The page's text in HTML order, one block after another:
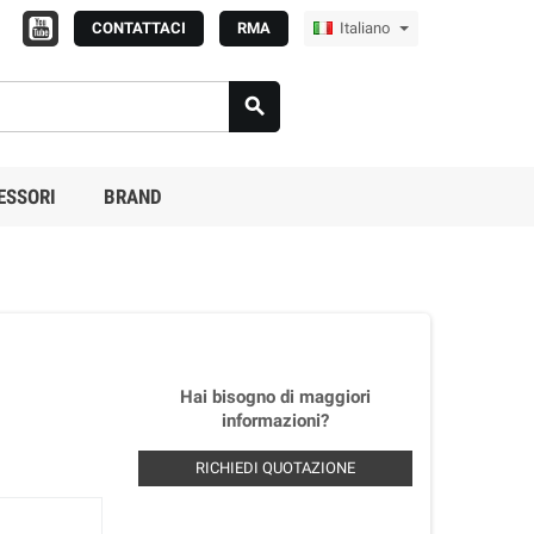
CONTATTACI RMA Italiano

BRAND
Hai bisogno di maggiori
informazioni?
RICHIEDI QUOTAZIONE